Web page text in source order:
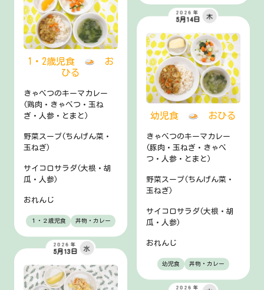
1・2歳児食
お
ひる
きゃべつのキーマカレー
(鶏肉・きゃべつ・玉ね
ぎ・人参・とまと)
野菜スープ(ちんげん菜・
玉ねぎ)
サイコロサラダ(大根・胡
瓜・人参)
おれんじ
１・２歳児食 丼物・カレー
幼児食 おひる
2026年
5月14日
木
きゃべつのキーマカレー
(豚肉・玉ねぎ・きゃべ
つ・人参・とまと)
野菜スープ(ちんげん菜・
玉ねぎ)
サイコロサラダ(大根・胡
瓜・人参)
おれんじ
幼児食 丼物・カレー
2026年
5月13日
水
2026年